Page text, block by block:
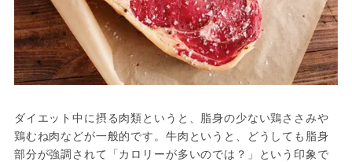
ダイエット中に摂る肉類というと、脂身の少ない鶏ささみや
鶏むね肉などが一般的です。牛肉というと、どうしても脂身
部分が強調されて「カロリーが多いのでは？」という印象で